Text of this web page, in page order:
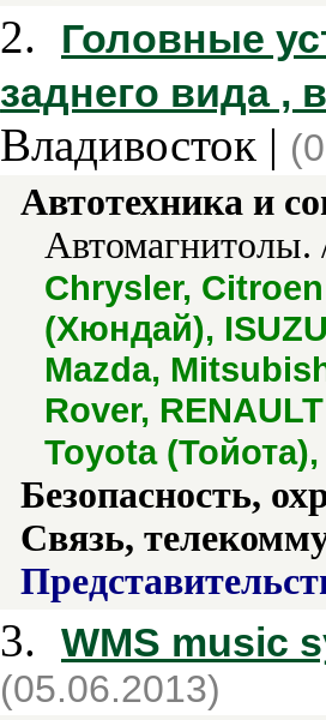
2.
Головные
заднего вида ,
Владивосток |
Автотехника и
Chrysler,
(Хюндай),
Mazda,
Rover,
Toyota
Безопасность,
Связь,
3. WMS music
(05.06.2013)